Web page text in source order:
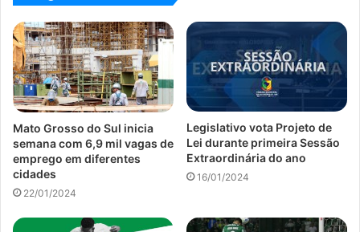
Mato Grosso do Sul inicia
semana com 6,9 mil vagas de
emprego em diferentes
cidades
22/01/2024
Legislativo vota Projeto de
Lei durante primeira Sessão
Extraordinária do ano
16/01/2024